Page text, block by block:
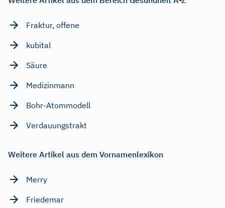
Fraktur, offene
kubital
Säure
Medizinmann
Bohr-Atommodell
Verdauungstrakt
Weitere Artikel aus dem Vornamenlexikon
Merry
Friedemar